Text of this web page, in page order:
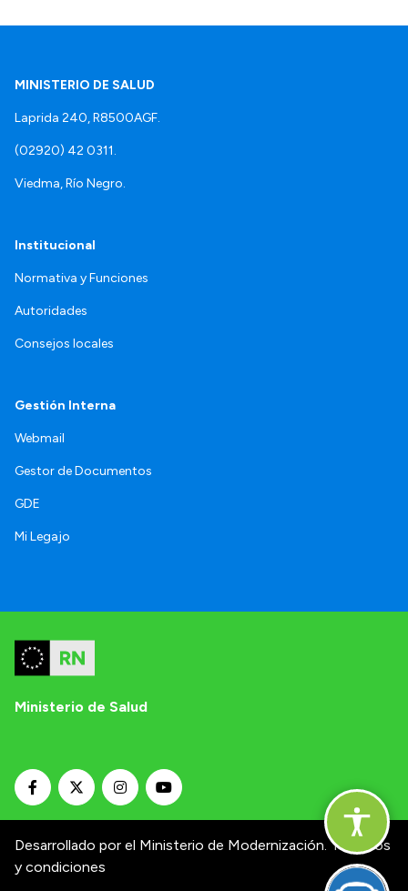
MINISTERIO DE SALUD
Laprida 240, R8500AGF.
(02920) 42 0311.
Viedma, Río Negro.
Institucional
Normativa y Funciones
Autoridades
Consejos locales
Gestión Interna
Webmail
Gestor de Documentos
GDE
Mi Legajo
Ministerio de Salud
Desarrollado por el Ministerio de Modernización. Términos
y condiciones